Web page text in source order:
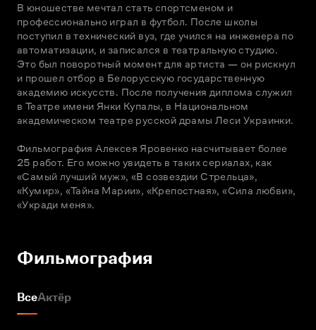
В юношестве мечтал стать спортсменом и
профессионально играл в футбол. После школы
поступил в технический вуз, где учился на инженера по
автоматизации, и записался в театральную студию.
Это был поворотный момент для артиста — он рискнул
и прошел отбор в Белорусскую государственную
академию искусств. После получения диплома служил
в Театре имени Янки Купалы, в Национальном
академическом театре русской драмы Леси Украинки.
Фильмография Алексея Яровенко насчитывает более
25 работ. Его можно увидеть в таких сериалах, как
«Самый лучший муж», «В созвездии Стрельца»,
«Кумир», «Тайна Марии», «Крепостная», «Сила любви»,
«Укради меня».
Фильмография
ВсеАктёр